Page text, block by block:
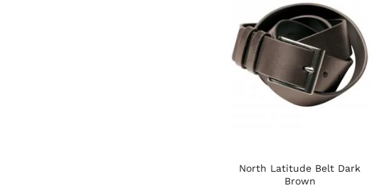
North Latitude Belt Dark
Brown